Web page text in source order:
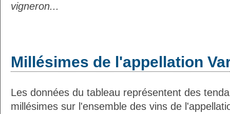
vigneron...
Millésimes de l'appellation
Les données du tableau représentent des
millésimes sur l'ensemble des vins de